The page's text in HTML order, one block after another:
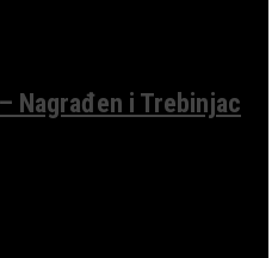
Nagrađen i Trebinjac